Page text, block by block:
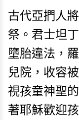
古代亞捫人
祭。君士坦
墮胎違法，
兒院，收容
視孩童神聖
著耶穌歡迎